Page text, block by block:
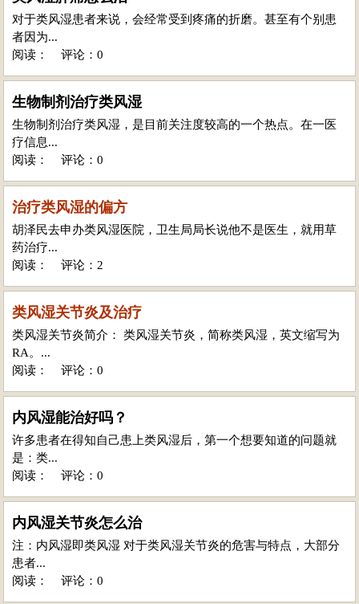
对于类风湿患者来说，会经常受到疼痛的折磨。甚至有个别患
者因为...
阅读：
评论：0
生物制剂治疗类风湿
生物制剂治疗类风湿，是目前关注度较高的一个热点。在一医
疗信息...
阅读：
评论：0
治疗类风湿的偏方
胡泽民去申办类风湿医院，卫生局局长说他不是医生，就用草
药治疗...
阅读：
评论：2
类风湿关节炎及治疗
类风湿关节炎简介： 类风湿关节炎，简称类风湿，英文缩写为
RA。...
阅读：
评论：0
内风湿能治好吗？
许多患者在得知自己患上类风湿后，第一个想要知道的问题就
是：类...
阅读：
评论：0
内风湿关节炎怎么治
注：内风湿即类风湿 对于类风湿关节炎的危害与特点，大部分
患者...
阅读：
评论：0